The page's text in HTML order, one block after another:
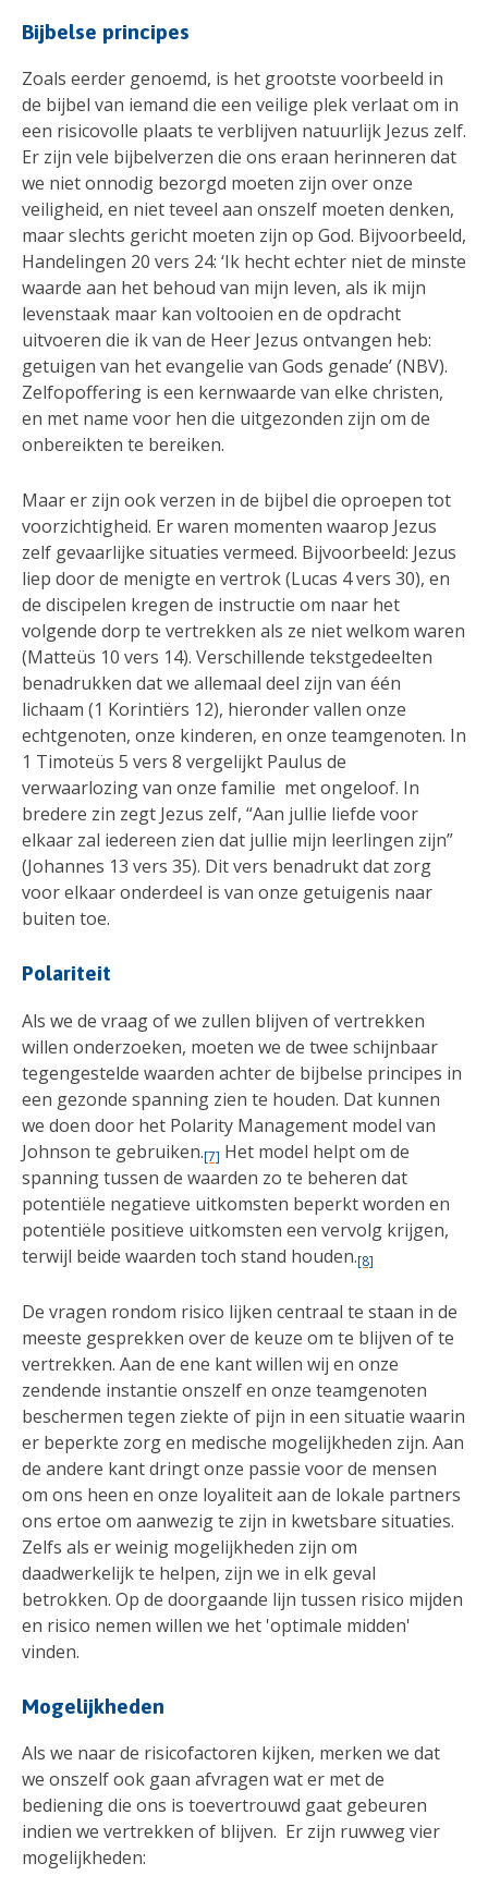
Bijbelse principes
Zoals eerder genoemd, is het grootste voorbeeld in
de bijbel van iemand die een veilige plek verlaat om in
een risicovolle plaats te verblijven natuurlijk Jezus zelf.
Er zijn vele bijbelverzen die ons eraan herinneren dat
we niet onnodig bezorgd moeten zijn over onze
veiligheid, en niet teveel aan onszelf moeten denken,
maar slechts gericht moeten zijn op God. Bijvoorbeeld,
Handelingen 20 vers 24: ‘Ik hecht echter niet de minste
waarde aan het behoud van mijn leven, als ik mijn
levenstaak maar kan voltooien en de opdracht
uitvoeren die ik van de Heer Jezus ontvangen heb:
getuigen van het evangelie van Gods genade’ (NBV).
Zelfopoffering is een kernwaarde van elke christen,
en met name voor hen die uitgezonden zijn om de
onbereikten te bereiken.
Maar er zijn ook verzen in de bijbel die oproepen tot
voorzichtigheid. Er waren momenten waarop Jezus
zelf gevaarlijke situaties vermeed. Bijvoorbeeld: Jezus
liep door de menigte en vertrok (Lucas 4 vers 30), en
de discipelen kregen de instructie om naar het
volgende dorp te vertrekken als ze niet welkom waren
(Matteüs 10 vers 14). Verschillende tekstgedeelten
benadrukken dat we allemaal deel zijn van één
lichaam (1 Korintiërs 12), hieronder vallen onze
echtgenoten, onze kinderen, en onze teamgenoten. In
1 Timoteüs 5 vers 8 vergelijkt Paulus de
verwaarlozing van onze familie met ongeloof. In
bredere zin zegt Jezus zelf, “Aan jullie liefde voor
elkaar zal iedereen zien dat jullie mijn leerlingen zijn”
(Johannes 13 vers 35). Dit vers benadrukt dat zorg
voor elkaar onderdeel is van onze getuigenis naar
buiten toe.
Polariteit
Als we de vraag of we zullen blijven of vertrekken
willen onderzoeken, moeten we de twee schijnbaar
tegengestelde waarden achter de bijbelse principes in
een gezonde spanning zien te houden. Dat kunnen
we doen door het Polarity Management model van
Johnson te gebruiken.[7] Het model helpt om de
spanning tussen de waarden zo te beheren dat
potentiële negatieve uitkomsten beperkt worden en
potentiële positieve uitkomsten een vervolg krijgen,
terwijl beide waarden toch stand houden.[8]
De vragen rondom risico lijken centraal te staan in de
meeste gesprekken over de keuze om te blijven of te
vertrekken. Aan de ene kant willen wij en onze
zendende instantie onszelf en onze teamgenoten
beschermen tegen ziekte of pijn in een situatie waarin
er beperkte zorg en medische mogelijkheden zijn. Aan
de andere kant dringt onze passie voor de mensen
om ons heen en onze loyaliteit aan de lokale partners
ons ertoe om aanwezig te zijn in kwetsbare situaties.
Zelfs als er weinig mogelijkheden zijn om
daadwerkelijk te helpen, zijn we in elk geval
betrokken. Op de doorgaande lijn tussen risico mijden
en risico nemen willen we het 'optimale midden'
vinden.
Mogelijkheden
Als we naar de risicofactoren kijken, merken we dat
we onszelf ook gaan afvragen wat er met de
bediening die ons is toevertrouwd gaat gebeuren
indien we vertrekken of blijven. Er zijn ruwweg vier
mogelijkheden: